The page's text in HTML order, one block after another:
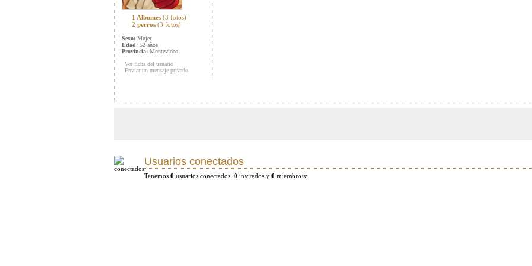
1 Albumes (3 fotos)
2 perros (3 fotos)
Sexo: Mujer
Edad: 52 años
Provincia: Montevideo
Ver ficha del usuario
Enviar un mensaje privado
Usuarios conectados
Tenemos 0 usuarios conectados. 0 invitados y 0 miembro/s: